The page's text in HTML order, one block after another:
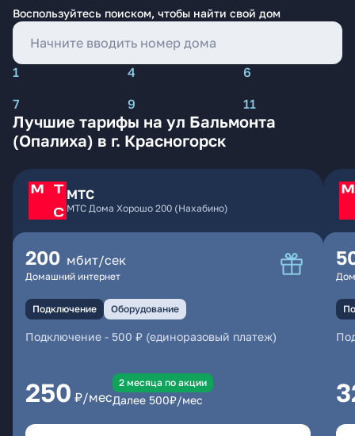
Воспользуйтесь поиском, чтобы найти свой дом
1 4
6
7
9 11
Лучшие тарифы на ул Бальмонта
(Опалиха) в г. Красногорск
МТС
МТС Дома Хорошо 200 (Нахабино)
200 мбит/сек
Домашний интернет
Подключение Оборудование
Подключение - 500 ₽ (единоразовый платеж)
250 ₽/мес
2 месяцa по акции
Далее 500₽/мес